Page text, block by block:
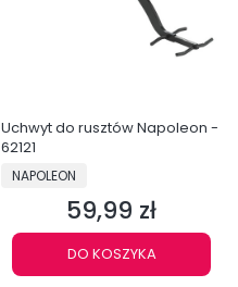
Uchwyt do rusztów Napoleon -
62121
PRODUCENT
NAPOLEON
Cena
59,99 zł
DO KOSZYKA